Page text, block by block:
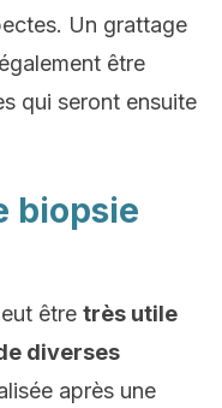
Un grattage
être
qui seront ensuite
biopsie
être très utile
diverses
après une